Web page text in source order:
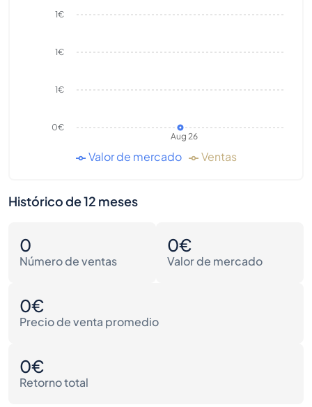
Aug 26
0€
1€
1€
1€
Valor de mercado Ventas
Histórico de 12 meses
0
Número de ventas
0€
Valor de mercado
0€
Precio de venta promedio
0€
Retorno total